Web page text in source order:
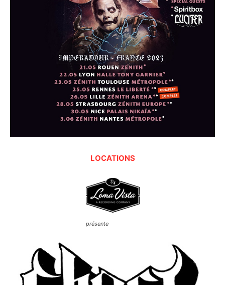
LOCATIONS
présente